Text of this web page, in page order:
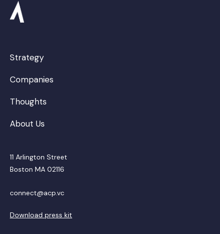
Strategy
Companies
Thoughts
About Us
11 Arlington Street
Boston MA 02116
connect@acp.vc
Download press kit